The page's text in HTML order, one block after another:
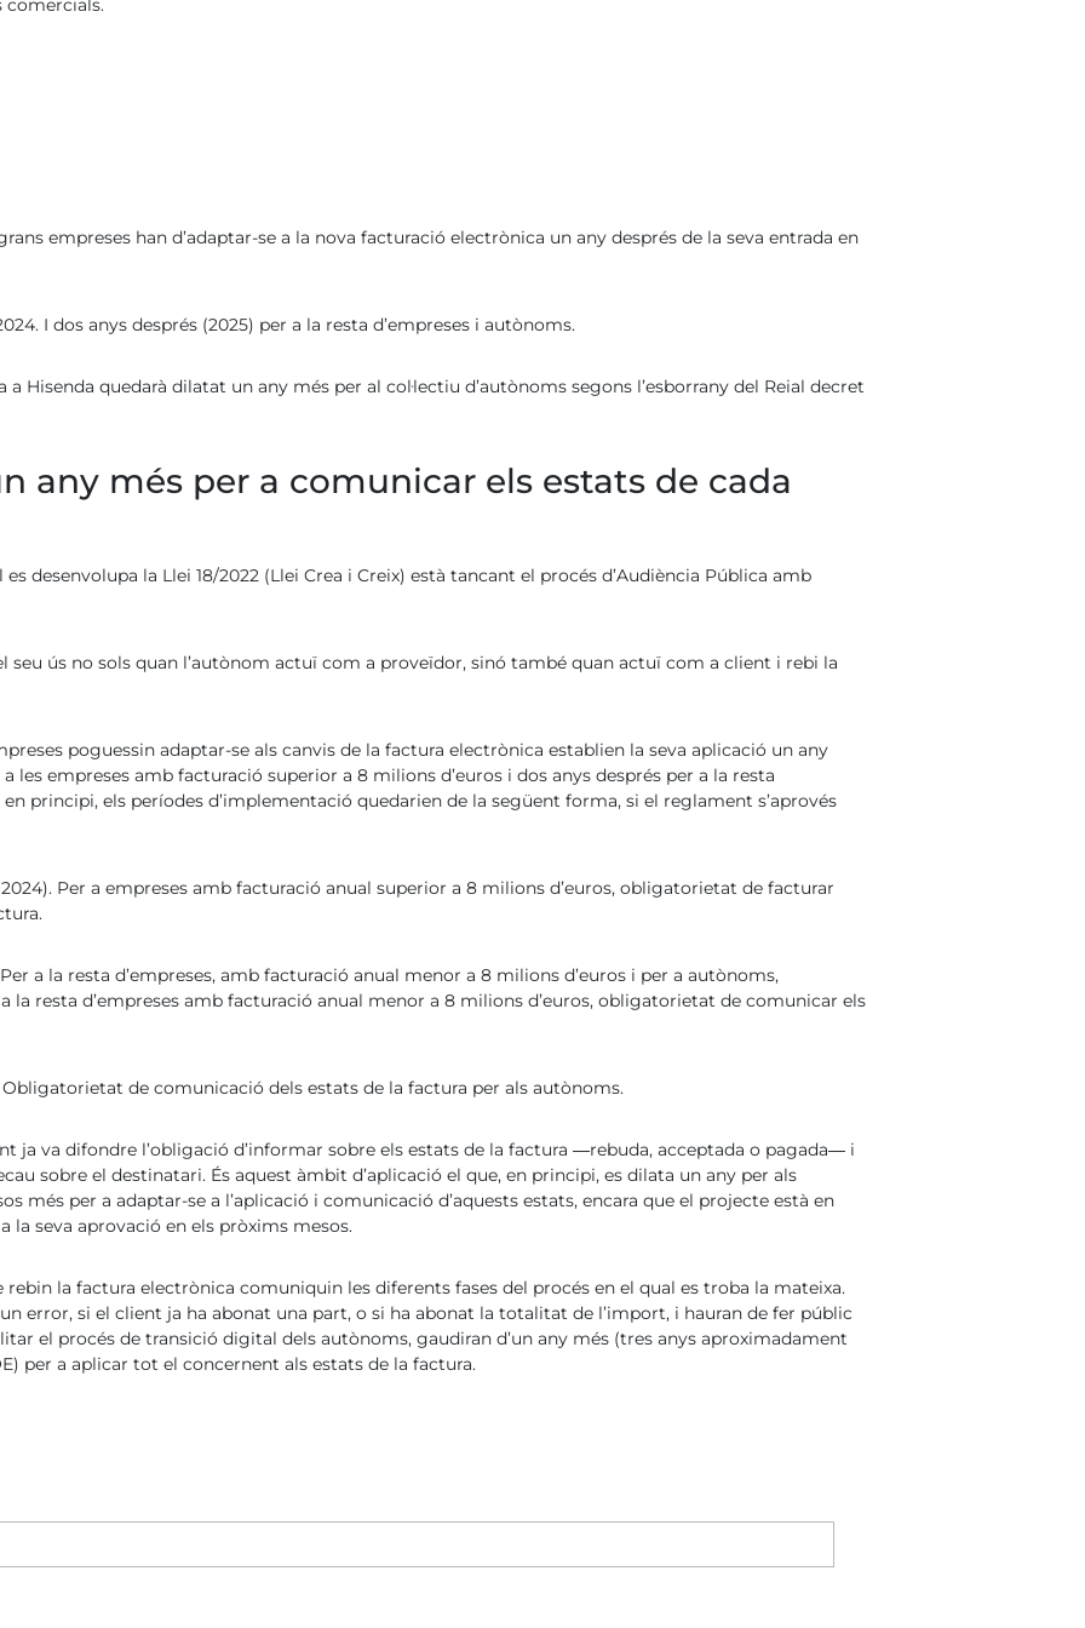
comercials.
empreses han d’adaptar-se a la nova facturació electrònica un any després de la seva entrada en
I dos anys després (2025) per a la resta d’empreses i autònoms.
Hisenda quedarà dilatat un any més per al col·lectiu d’autònoms segons l’esborrany del Reial decret
any més per a comunicar els estats de cada
desenvolupa la Llei 18/2022 (Llei Crea i Creix) està tancant el procés d’Audiència Pública amb
seu ús no sols quan l’autònom actuï com a proveïdor, sinó també quan actuï com a client i rebi la
poguessin adaptar-se als canvis de la factura electrònica establien la seva aplicació un any
les empreses amb facturació superior a 8 milions d’euros i dos anys després per a la resta
principi, els períodes d’implementació quedarien de la següent forma, si el reglament s’aprovés
Per a empreses amb facturació anual superior a 8 milions d’euros, obligatorietat de facturar
a la resta d’empreses, amb facturació anual menor a 8 milions d’euros i per a autònoms,
resta d’empreses amb facturació anual menor a 8 milions d’euros, obligatorietat de comunicar els
Obligatorietat de comunicació dels estats de la factura per als autònoms.
ja va difondre l’obligació d’informar sobre els estats de la factura ―rebuda, acceptada o pagada― i
sobre el destinatari. És aquest àmbit d’aplicació el que, en principi, es dilata un any per als
més per a adaptar-se a l’aplicació i comunicació d’aquests estats, encara que el projecte està en
seva aprovació en els pròxims mesos.
rebin la factura electrònica comuniquin les diferents fases del procés en el qual es troba la mateixa.
error, si el client ja ha abonat una part, o si ha abonat la totalitat de l’import, i hauran de fer públic
el procés de transició digital dels autònoms, gaudiran d’un any més (tres anys aproximadament
per a aplicar tot el concernent als estats de la factura.